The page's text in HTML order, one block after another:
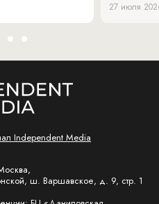
27 июля
Independent Media
ш. Варшавское, д. 9, стр. 1